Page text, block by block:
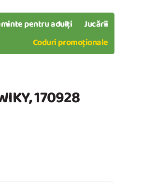
pentru adulți
Jucării
Coduri promoționale
170928